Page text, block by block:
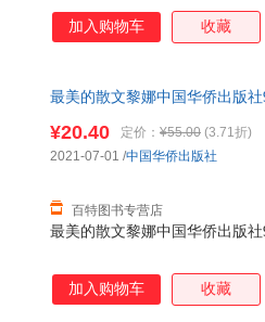
史漫长悠远，其间发生的历史
普通读者很难找到入门之径。
科学与技术、医学的故事、古
统、科学的有机整体，方便读
《世界历史百科（全集）》中
加入购物车 收藏
最美的散文黎娜中国华侨出版社
最美的散文黎娜中国华侨出版社
¥20.40 定价： ¥55.00 (3.71折)
百特图书专营店
2021-07-01 /中国华侨出版社
加入购物车 收藏